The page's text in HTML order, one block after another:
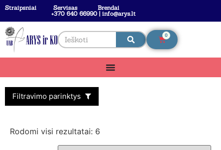
Straipsniai Servisas
Brendai
+370 640 66990 | info@arys.lt
0
Filtravimo parinktys
Rodomi visi rezultatai: 6